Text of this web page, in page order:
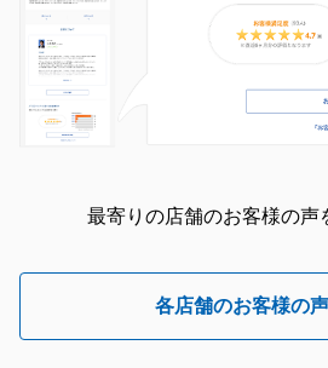
最寄りの店舗のお客様の声
各店舗のお客様の